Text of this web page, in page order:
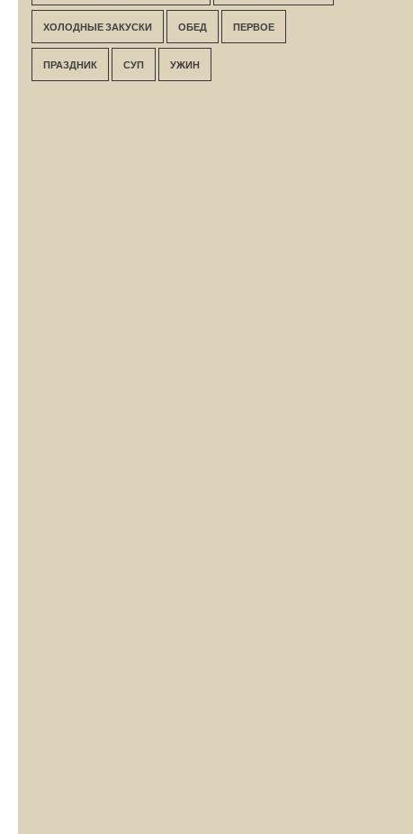
ХОЛОДНЫЕ ЗАКУСКИ ОБЕД ПЕРВОЕ
ПРАЗДНИК СУП УЖИН